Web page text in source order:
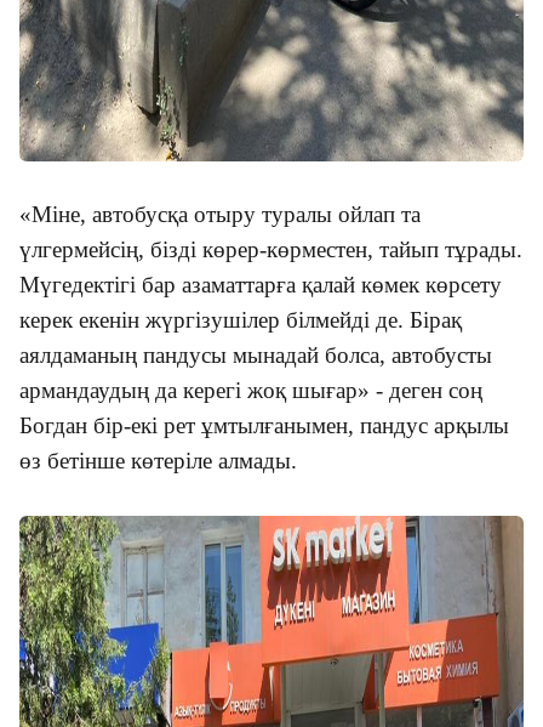
«Міне, автобусқа отыру туралы ойлап та
үлгермейсің, бізді көрер-көрместен, тайып тұрады.
Мүгедектігі бар азаматтарға қалай көмек көрсету
керек екенін жүргізушілер білмейді де. Бірақ
аялдаманың пандусы мынадай болса, автобусты
армандаудың да керегі жоқ шығар» - деген соң
Богдан бір-екі рет ұмтылғанымен, пандус арқылы
өз бетінше көтеріле алмады.